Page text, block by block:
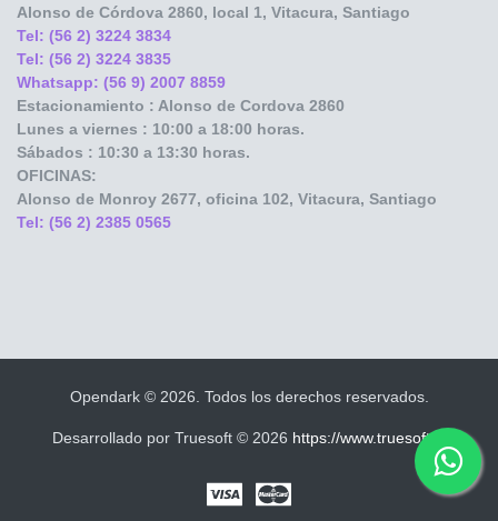
Alonso de Córdova 2860, local 1, Vitacura, Santiago
Tel: (56 2) 3224 3834
Tel: (56 2) 3224 3835
Whatsapp: (56 9) 2007 8859
Estacionamiento : Alonso de Cordova 2860
Lunes a viernes : 10:00 a 18:00 horas.
Sábados : 10:30 a 13:30 horas.
OFICINAS:
Alonso de Monroy 2677, oficina 102, Vitacura, Santiago
Tel: (56 2) 2385 0565
Opendark © 2026. Todos los derechos reservados.
Desarrollado por Truesoft © 2026 https://www.truesoft.cl